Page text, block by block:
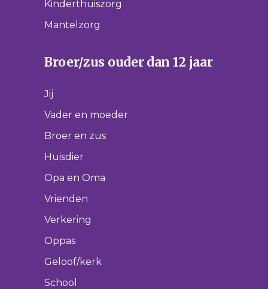
Kinderthuiszorg
Mantelzorg
Broer/zus ouder dan 12 jaar
Jij
Vader en moeder
Broer en zus
Huisdier
Opa en Oma
Vrienden
Verkering
Oppas
Geloof/kerk
School